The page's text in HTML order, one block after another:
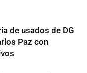
de usados de DG
Paz con